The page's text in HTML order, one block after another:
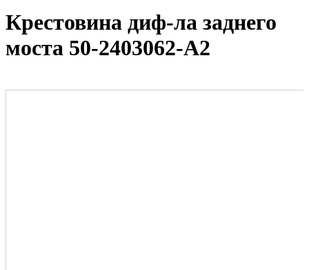
Крестовина диф-ла заднего
моста 50-2403062-А2